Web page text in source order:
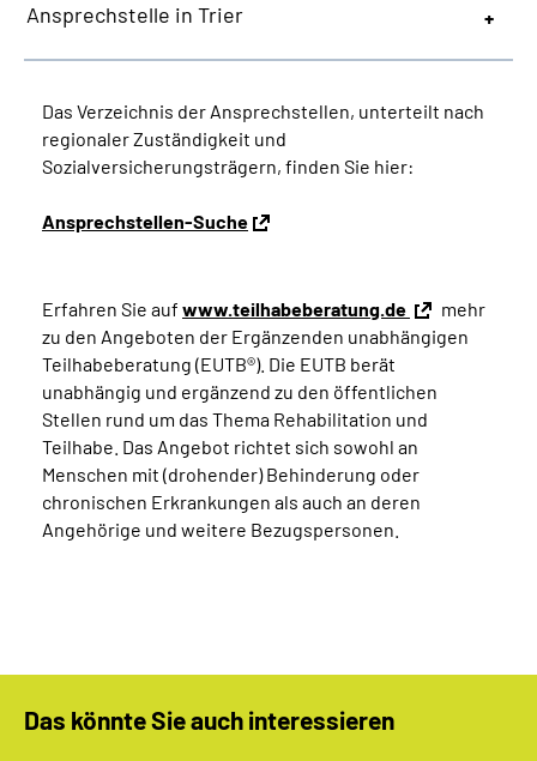
Ansprechstelle in Trier
Das Verzeichnis der Ansprechstellen, unterteilt nach
regionaler Zuständigkeit und
Sozialversicherungsträgern, finden Sie hier:
Ansprechstellen-Suche
Erfahren Sie auf www.teilhabeberatung.de
mehr
zu den Angeboten der Ergänzenden unabhängigen
Teilhabeberatung (EUTB®). Die EUTB berät
unabhängig und ergänzend zu den öffentlichen
Stellen rund um das Thema Rehabilitation und
Teilhabe. Das Angebot richtet sich sowohl an
Menschen mit (drohender) Behinderung oder
chronischen Erkrankungen als auch an deren
Angehörige und weitere Bezugspersonen.
Das könnte Sie auch interessieren